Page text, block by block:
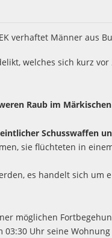
welches sich kurz
Raub im
Schusswaffen
sie flüchteten in
es handelt sich um
möglichen
Uhr seine